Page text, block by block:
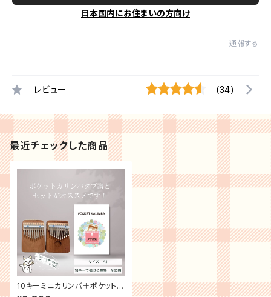
日本国内にお住まいの方向け
通報する
レビュー (34)
最近チェックした商品
10キーミニカリンバ＋ポケットカ
リンバタブ譜集